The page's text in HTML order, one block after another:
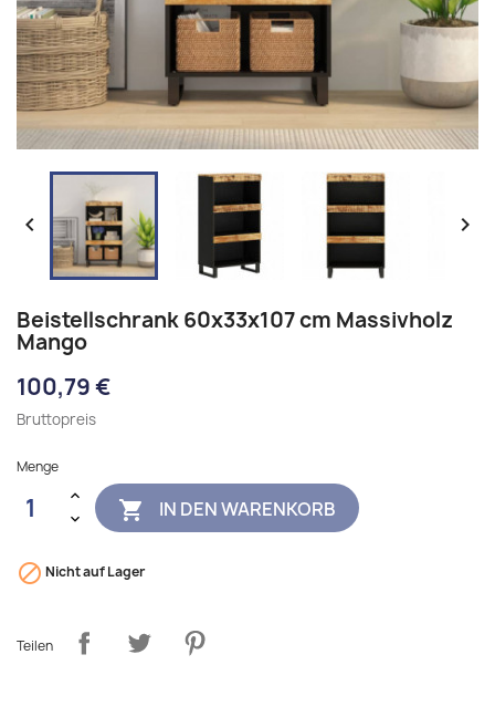
 
Beistellschrank 60x33x107 cm Massivholz
Mango
100,79 €
Bruttopreis
Menge
 IN DEN WARENKORB
 Nicht auf Lager
Teilen